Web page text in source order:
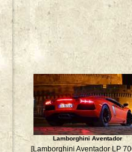
Lamborghini Aventador
[Lamborghini Aventador LP